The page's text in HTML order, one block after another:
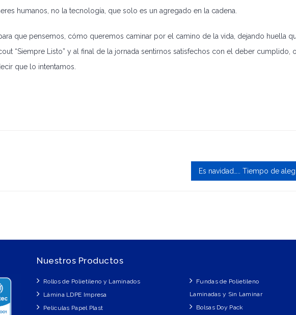
humanos, no la tecnología, que solo es un agregado en la cadena.
que pensemos, cómo queremos caminar por el camino de la vida, dejando huella
“Siempre Listo” y al final de la jornada sentirnos satisfechos con el deber cumplido,
que lo intentamos.
Es navidad….. Tiempo de
Nuestros Productos
Rollos de Polietileno y Laminados
Lámina LDPE Impresa
Películas Papel Plast
Fundas de Polietileno
Laminadas y Sin Laminar
Bolsas Doy Pack